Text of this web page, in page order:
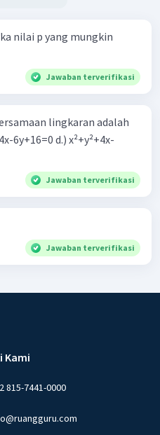
nilai p yang mungkin
Jawaban terverifikasi
lingkaran adalah
6y+16=0 d.) x²+y²+4x-
Jawaban terverifikasi
Jawaban terverifikasi
Kami
815-7441-0000